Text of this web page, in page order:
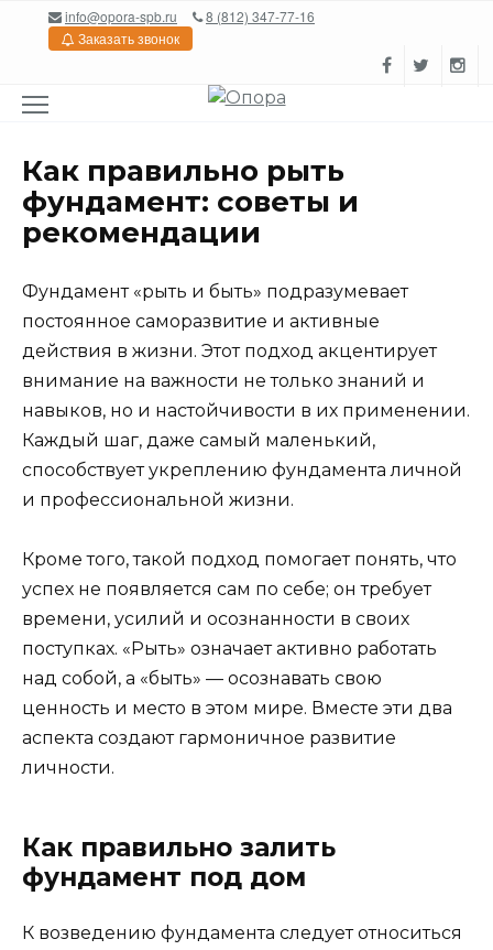
Перейтиinfo@opora-spb.ru
8 (812) 347-77-16
Заказать звонок
Как правильно рыть
фундамент: советы и
рекомендации
Фундамент «рыть и быть» подразумевает
постоянное саморазвитие и активные
действия в жизни. Этот подход акцентирует
внимание на важности не только знаний и
навыков, но и настойчивости в их применении.
Каждый шаг, даже самый маленький,
способствует укреплению фундамента личной
и профессиональной жизни.
Кроме того, такой подход помогает понять, что
успех не появляется сам по себе; он требует
времени, усилий и осознанности в своих
поступках. «Рыть» означает активно работать
над собой, а «быть» — осознавать свою
ценность и место в этом мире. Вместе эти два
аспекта создают гармоничное развитие
личности.
Как правильно залить
фундамент под дом
К возведению фундамента следует относиться